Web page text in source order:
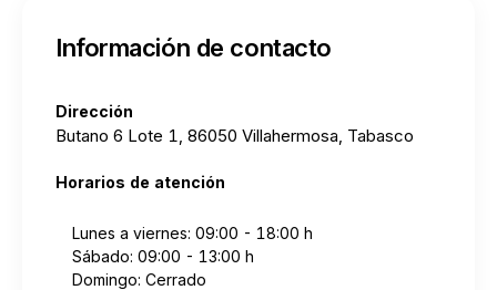
Información de contacto
Dirección
Butano 6 Lote 1, 86050 Villahermosa, Tabasco
Horarios de atención
Lunes a viernes: 09:00 - 18:00 h
Sábado: 09:00 - 13:00 h
Domingo: Cerrado